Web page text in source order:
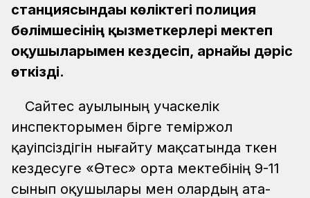
станциясындағы көліктегі полиция
бөлімшесінің қызметкерлері мектеп
оқушыларымен кездесіп, арнайы дәріс
өткізді.
Сайөтес ауылының учаскелік
инспекторымен бірге теміржол
қауіпсіздігін нығайту мақсатында өткен
кездесуге «Өтес» орта мектебінің 9-11
сынып оқушылары мен олардың ата-